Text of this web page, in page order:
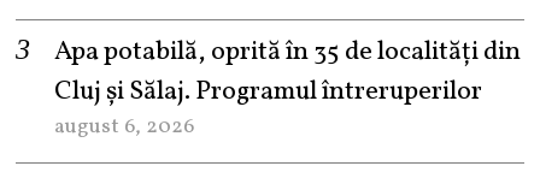
Apa potabilă, oprită în 35 de localități din
Cluj și Sălaj. Programul întreruperilor
august 6, 2026